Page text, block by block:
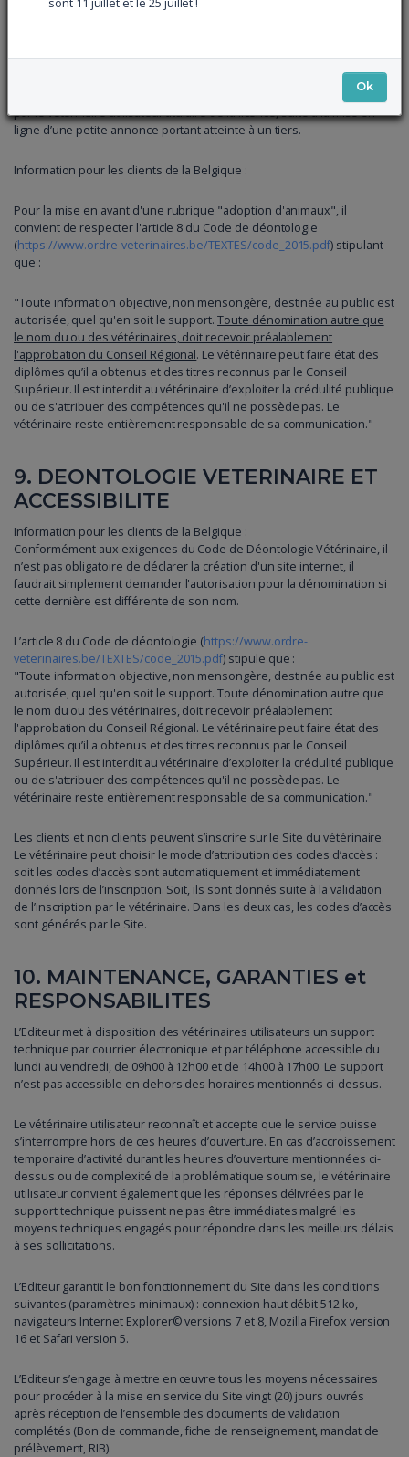
L’Editeur ne peut être tenu pour responsable des conséquences
juridiques, dommages et pertes de quelque nature que ce soit subi
par le vétérinaire utilisateur titulaire de la licence, suite à la mise en
ligne d’une petite annonce portant atteinte à un tiers.
Information pour les clients de la Belgique :
Pour la mise en avant d'une rubrique "adoption d'animaux", il
convient de respecter l'article 8 du Code de déontologie
(https://www.ordre-veterinaires.be/TEXTES/code_2015.pdf) stipulant
que :
"Toute information objective, non mensongère, destinée au public est
autorisée, quel qu'en soit le support.Toute dénomination autre que
le nom du ou des vétérinaires, doit recevoir préalablement
l'approbation du Conseil Régional. Le vétérinaire peut faire état des
diplômes qu’il a obtenus et des titres reconnus par le Conseil
Supérieur. Il est interdit au vétérinaire d’exploiter la crédulité publique
ou de s'attribuer des compétences qu'il ne possède pas. Le
vétérinaire reste entièrement responsable de sa communication."
9. DEONTOLOGIE VETERINAIRE ET
ACCESSIBILITE
Information pour les clients de la Belgique :
Conformément aux exigences du Code de Déontologie Vétérinaire, il
n’est pas obligatoire de déclarer la création d'un site internet, il
faudrait simplement demander l'autorisation pour la dénomination si
cette dernière est différente de son nom.
L’article 8 du Code de déontologie (https://www.ordre-
veterinaires.be/TEXTES/code_2015.pdf) stipule que :
"Toute information objective, non mensongère, destinée au public est
autorisée, quel qu'en soit le support. Toute dénomination autre que
le nom du ou des vétérinaires, doit recevoir préalablement
l'approbation du Conseil Régional. Le vétérinaire peut faire état des
diplômes qu’il a obtenus et des titres reconnus par le Conseil
Supérieur. Il est interdit au vétérinaire d’exploiter la crédulité publique
ou de s'attribuer des compétences qu'il ne possède pas. Le
vétérinaire reste entièrement responsable de sa communication."
Les clients et non clients peuvent s’inscrire sur le Site du vétérinaire.
Le vétérinaire peut choisir le mode d’attribution des codes d’accès :
soit les codes d’accès sont automatiquement et immédiatement
donnés lors de l’inscription. Soit, ils sont donnés suite à la validation
de l’inscription par le vétérinaire. Dans les deux cas, les codes d’accès
sont générés par le Site.
10. MAINTENANCE, GARANTIES et
RESPONSABILITES
L’Editeur met à disposition des vétérinaires utilisateurs un support
technique par courrier électronique et par téléphone accessible du
lundi au vendredi, de 09h00 à 12h00 et de 14h00 à 17h00. Le support
n’est pas accessible en dehors des horaires mentionnés ci-dessus.
Le vétérinaire utilisateur reconnaît et accepte que le service puisse
s’interrompre hors de ces heures d’ouverture. En cas d’accroissement
temporaire d’activité durant les heures d’ouverture mentionnées ci-
dessus ou de complexité de la problématique soumise, le vétérinaire
utilisateur convient également que les réponses délivrées par le
support technique puissent ne pas être immédiates malgré les
moyens techniques engagés pour répondre dans les meilleurs délais
à ses sollicitations.
L’Editeur garantit le bon fonctionnement du Site dans les conditions
suivantes (paramètres minimaux) : connexion haut débit 512 ko,
navigateurs Internet Explorer© versions 7 et 8, Mozilla Firefox version
16 et Safari version 5.
L’Editeur s’engage à mettre en œuvre tous les moyens nécessaires
pour procéder à la mise en service du Site vingt (20) jours ouvrés
après réception de l’ensemble des documents de validation
complétés (Bon de commande, fiche de renseignement, mandat de
prélèvement, RIB).
sont 11 juillet et le 25 juillet !
Ok